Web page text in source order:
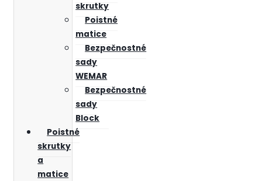
skrutky
Poistné
matice
Bezpečnostné
sady
WEMAR
Bezpečnostné
sady
Block
Poistné
skrutky
a
matice